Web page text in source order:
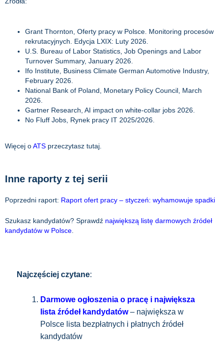
Grant Thornton, Oferty pracy w Polsce. Monitoring procesów
rekrutacyjnych. Edycja LXIX: Luty 2026.
U.S. Bureau of Labor Statistics, Job Openings and Labor
Turnover Summary, January 2026.
Ifo Institute, Business Climate German Automotive Industry,
February 2026.
National Bank of Poland, Monetary Policy Council, March
2026.
Gartner Research, AI impact on white-collar jobs 2026.
No Fluff Jobs, Rynek pracy IT 2025/2026.
Więcej o ATS przeczytasz tutaj.
Inne raporty z tej serii
Poprzedni raport: Raport ofert pracy – styczeń: wyhamowuje spadki
Szukasz kandydatów? Sprawdź największą listę darmowych źródeł
kandydatów w Polsce.
Najczęściej czytane:
Darmowe ogłoszenia o pracę i największa
lista źródeł kandydatów– największa w
Polsce lista bezpłatnych i płatnych źródeł
kandydatów